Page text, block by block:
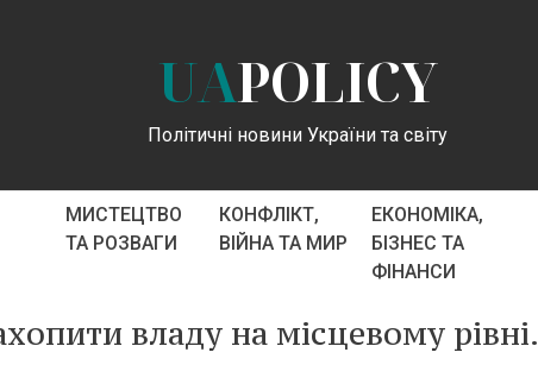
UAPOLICY
Політичні новини України та світу
МИСТЕЦТВО
ТА РОЗВАГИ
КОНФЛІКТ,
ВІЙНА ТА МИР
ЕКОНОМІКА,
БІЗНЕС ТА
ФІНАНСИ
владу на місцевому рівні.